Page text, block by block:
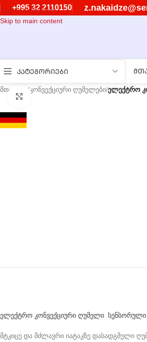
Skip to navigation
Skip to main content
+995 32 2110150
ᲙᲐᲢᲔᲒᲝᲠᲘᲔᲑᲘ
მთავარი /კონვექციური ღუმელები/ელექტრო
გასადიდებლად დააწკაპუნეთ
ელექტრო კონვექციური ღუმელი
მტკიცე და მძლავრი იატაკზე დასადგმელი